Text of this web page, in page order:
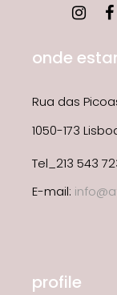
onde
Rua das
1050-173
Tel_213 543
E-mail:
profile